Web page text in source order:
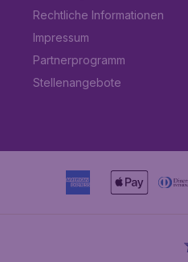
Rechtliche Informationen
Impressum
Partnerprogramm
Stellenangebote